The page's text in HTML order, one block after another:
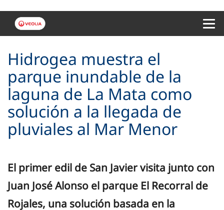
Hidrogea muestra el
parque inundable de la
laguna de La Mata como
solución a la llegada de
pluviales al Mar Menor
El primer edil de San Javier visita junto con
Juan José Alonso el parque El Recorral de
Rojales, una solución basada en la